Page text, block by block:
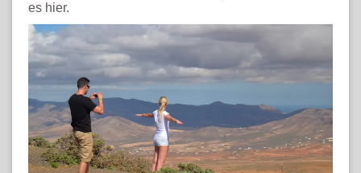
es hier.